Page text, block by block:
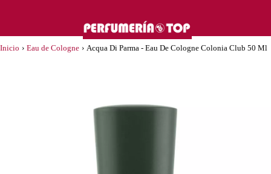
Inicio › Eau de Cologne › Acqua Di Parma - Eau De Cologne Colonia Club 50 Ml